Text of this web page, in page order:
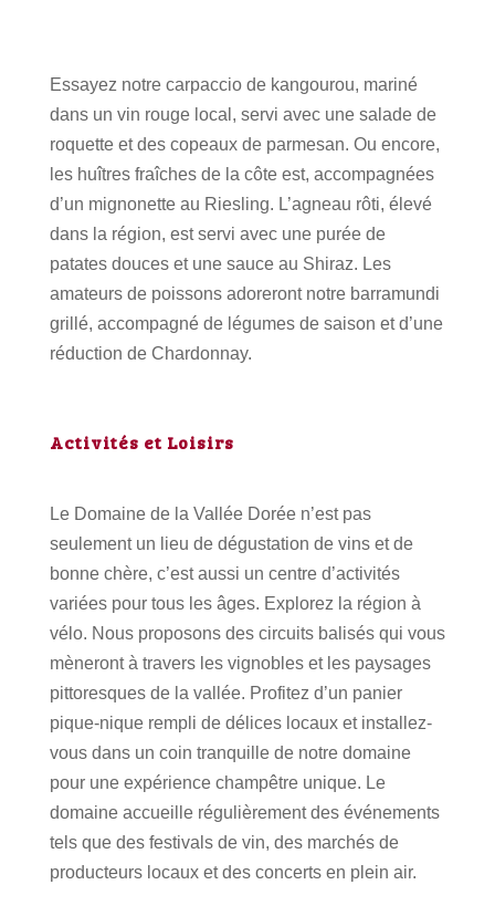
Essayez notre carpaccio de kangourou, mariné
dans un vin rouge local, servi avec une salade de
roquette et des copeaux de parmesan. Ou encore,
les huîtres fraîches de la côte est, accompagnées
d’un mignonette au Riesling. L’agneau rôti, élevé
dans la région, est servi avec une purée de
patates douces et une sauce au Shiraz. Les
amateurs de poissons adoreront notre barramundi
grillé, accompagné de légumes de saison et d’une
réduction de Chardonnay.
Activités et Loisirs
Le Domaine de la Vallée Dorée n’est pas
seulement un lieu de dégustation de vins et de
bonne chère, c’est aussi un centre d’activités
variées pour tous les âges. Explorez la région à
vélo. Nous proposons des circuits balisés qui vous
mèneront à travers les vignobles et les paysages
pittoresques de la vallée. Profitez d’un panier
pique-nique rempli de délices locaux et installez-
vous dans un coin tranquille de notre domaine
pour une expérience champêtre unique. Le
domaine accueille régulièrement des événements
tels que des festivals de vin, des marchés de
producteurs locaux et des concerts en plein air.